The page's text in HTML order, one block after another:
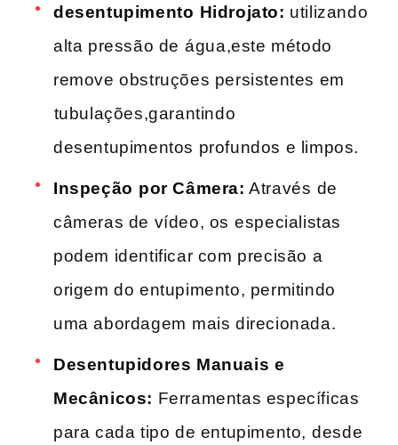
desentupimento⁤ Hidrojato: utilizando⁢
alta pressão de ⁣água,este método
remove ‌obstruções persistentes em
⁢tubulações,garantindo
desentupimentos profundos e​ limpos.
Inspeção ⁢por Câmera: Através ⁢de
câmeras de vídeo, os ⁤especialistas
podem identificar com precisão a
origem do entupimento, permitindo
uma abordagem⁤ mais ‌direcionada.
Desentupidores Manuais e‌
Mecânicos: Ferramentas específicas
para cada tipo de entupimento, ⁣desde